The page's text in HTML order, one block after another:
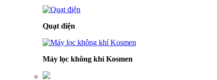
Quạt điện
Máy lọc không khí Kosmen